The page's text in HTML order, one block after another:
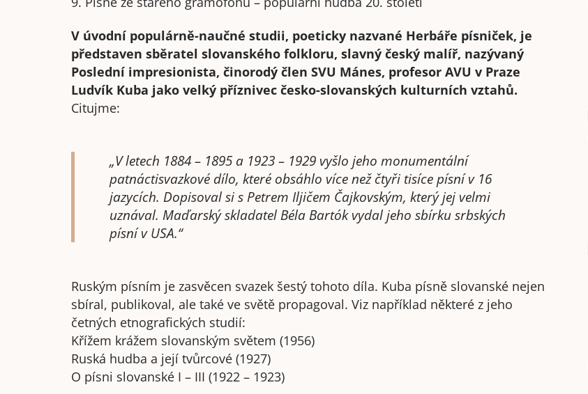
V úvodní populárně-naučné studii, poeticky nazvané Herbáře písniček, je
představen sběratel slovanského folkloru, slavný český malíř, nazývaný
Poslední impresionista, činorodý člen SVU Mánes, profesor AVU v Praze
Ludvík Kuba jako velký příznivec česko-slovanských kulturních vztahů.
Citujme:
„V letech 1884 – 1895 a 1923 – 1929 vyšlo jeho monumentální
patnáctisvazkové dílo, které obsáhlo více než čtyři tisíce písní v 16
jazycích. Dopisoval si s Petrem Iljičem Čajkovským, který jej velmi
uznával. Maďarský skladatel Béla Bartók vydal jeho sbírku srbských
písní v USA.“
Ruským písním je zasvěcen svazek šestý tohoto díla. Kuba písně slovanské nejen
sbíral, publikoval, ale také ve světě propagoval. Viz například některé z jeho
četných etnografických studií:
Křížem krážem slovanským světem (1956)
Ruská hudba a její tvůrcové (1927)
O písni slovanské I – III (1922 – 1923)